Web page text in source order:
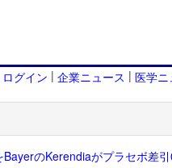
ログイン | 企業ニュース | 医学ニ
のKerendiaがプラセボ差